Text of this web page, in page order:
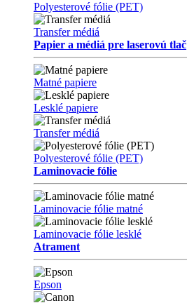
Polyesterové fólie (PET)
Transfer médiá
Papier a médiá pre laserovú tlač
Matné papiere
Lesklé papiere
Transfer médiá
Polyesterové fólie (PET)
Laminovacie fólie
Laminovacie fólie matné
Laminovacie fólie lesklé
Atrament
Epson